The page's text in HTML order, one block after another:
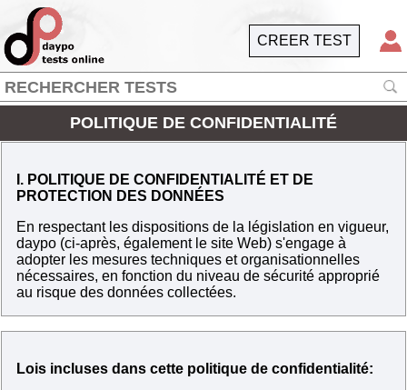
CREER TEST
POLITIQUE DE CONFIDENTIALITÉ
I. POLITIQUE DE CONFIDENTIALITÉ ET DE
PROTECTION DES DONNÉES
En respectant les dispositions de la législation en vigueur,
daypo (ci-après, également le site Web) s'engage à
adopter les mesures techniques et organisationnelles
nécessaires, en fonction du niveau de sécurité approprié
au risque des données collectées.
Lois incluses dans cette politique de confidentialité: